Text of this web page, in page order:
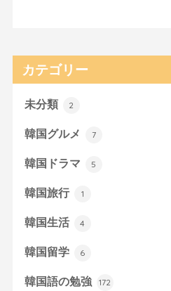
カテゴリー
未分類 2
韓国グルメ 7
韓国ドラマ 5
韓国旅行 1
韓国生活 4
韓国留学 6
韓国語の勉強 172